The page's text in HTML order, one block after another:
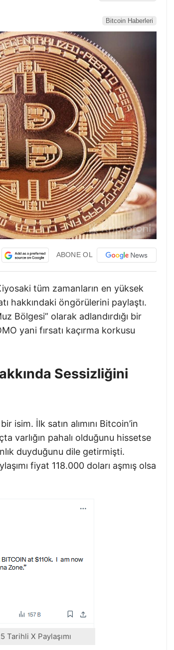
Bitcoin Haberleri
ABONE OL
tüm zamanların en yüksek
hakkındaki öngörülerini paylaştı.
Bölgesi” olarak adlandırdığı bir
yani fırsatı kaçırma korkusu
Sessizliğini
isim. İlk satın alımını Bitcoin’in
varlığın pahalı olduğunu hissetse
duyduğunu dile getirmişti.
fiyat 118.000 doları aşmış olsa
Tarihli X Paylaşımı